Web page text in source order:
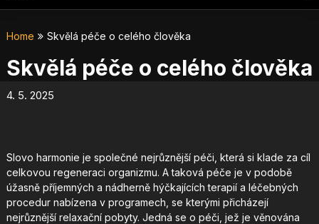
Home Skvělá péče o celého člověka
Skvělá péče o celého člověka
4. 5. 2025
Slovo harmonie je společné nejrůznější péči, která si klade za cíl
celkovou regeneraci organizmu. A taková péče je v podobě
úžasně příjemných a nádherně hýčkajících terapií a léčebných
procedur nabízena v programech, se kterými přicházejí
nejrůznější relaxační pobyty. Jedná se o péči, jež je věnována